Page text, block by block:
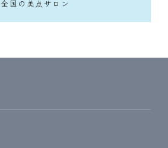
全国の美点サロン